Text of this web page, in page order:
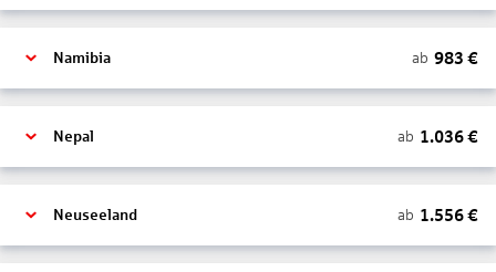
Namibia ab 983 €
Nepal ab 1.036€
Neuseeland ab 1.556€